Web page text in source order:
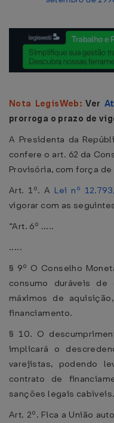
Nota LegisWeb:Ver
prorroga o prazo de
A Presidenta da
confere o art. 62 da
Provisória, com força de
Art. 1º. A Lei nº
vigorar com as
“Art. 6º .....
.....
§ 9º O Conselho
consumo duráveis
máximos de
financiamento.
§ 10. O
implicará o
varejistas, podendo
contrato de
sanções legais
Art. 2º. Fica a União